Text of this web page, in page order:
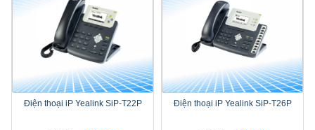
Điện thoại iP Yealink SiP-T22P Điện thoại iP Yealink SiP-T26P